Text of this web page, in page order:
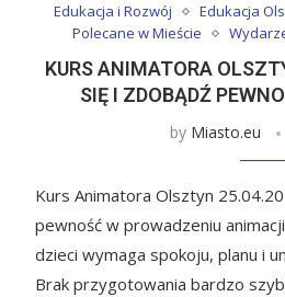
Edukacja i Rozwój Edukacja
Polecane w Mieście
KURS ANIMATORA
SIĘ I ZDOBĄDŹ
by Miasto.eu
Kurs Animatora Olsztyn
pewność w prowadzeniu
dzieci wymaga spokoju, planu i
Brak przygotowania bardzo